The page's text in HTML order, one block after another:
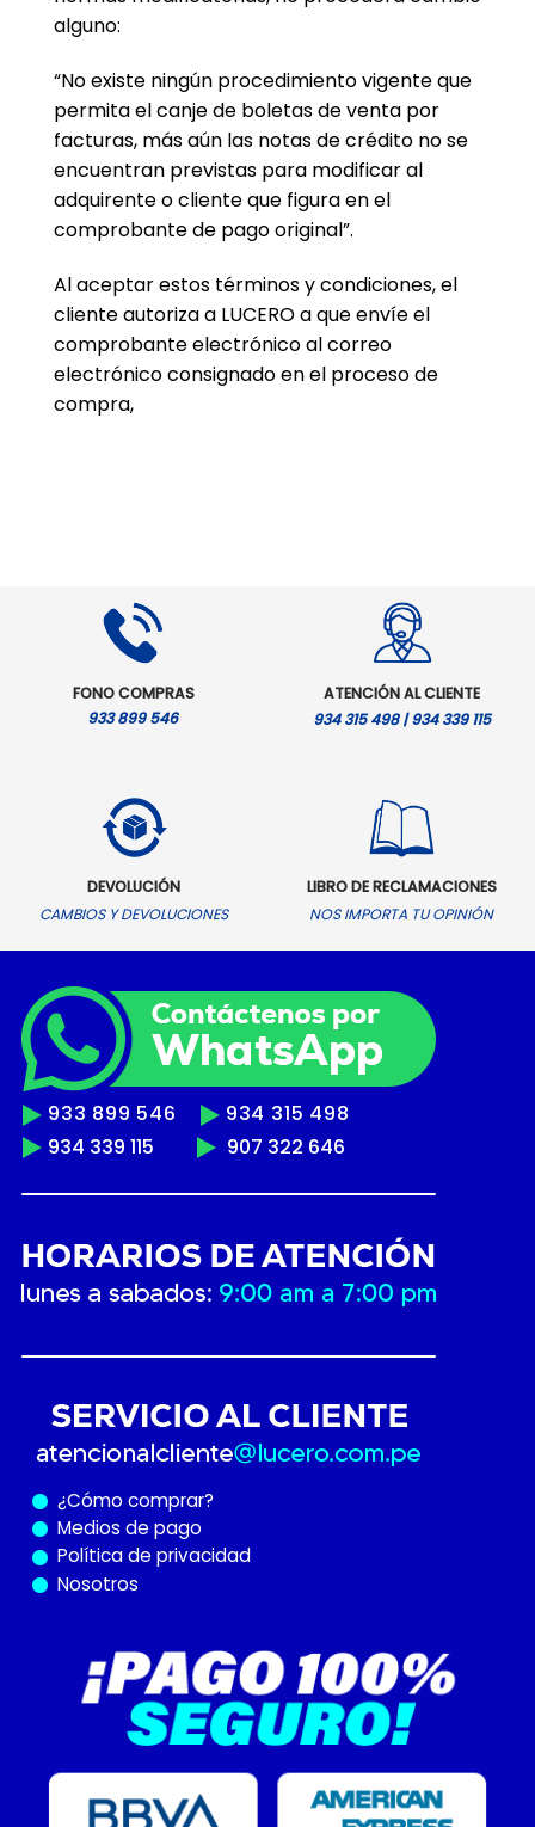
alguno:
“No existe ningún procedimiento vigente que
permita el canje de boletas de venta por
facturas, más aún las notas de crédito no se
encuentran previstas para modificar al
adquirente o cliente que figura en el
comprobante de pago original”.
Al aceptar estos términos y condiciones, el
cliente autoriza a LUCERO a que envíe el
comprobante electrónico al correo
electrónico consignado en el proceso de
compra,
FONO COMPRAS
933 899 546
ATENCIÓN AL CLIENTE
934 315 498 | 934 339 115
DEVOLUCIÓN
CAMBIOS Y DEVOLUCIONES
LIBRO DE RECLAMACIONES
NOS IMPORTA TU OPINIÓN
933 899 546
934 315 498
934 339 115
907 322 646
¿Cómo comprar?
Medios de pago
Política de privacidad
Nosotros